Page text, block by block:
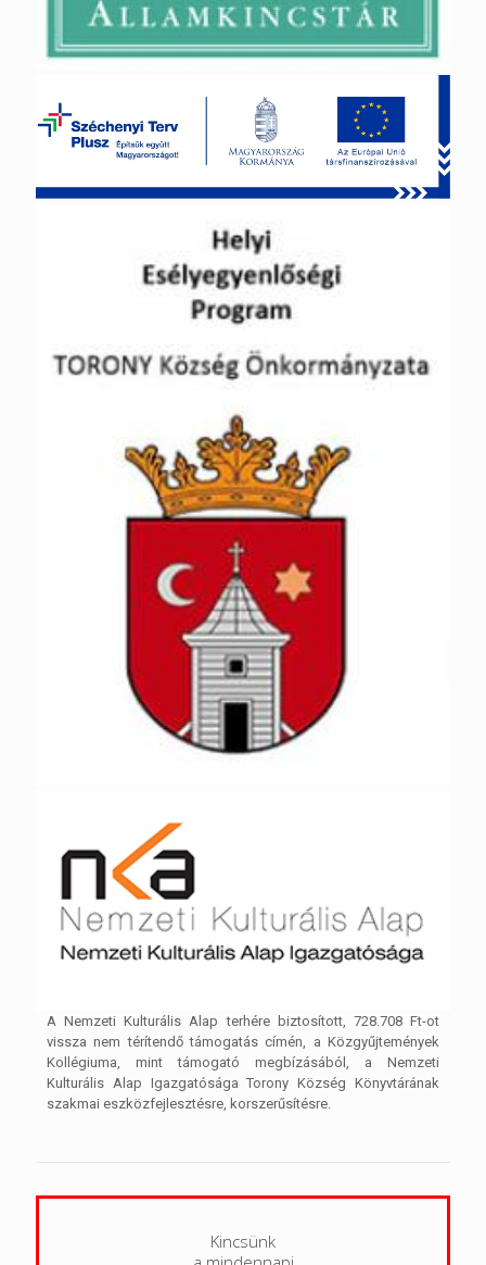
A Nemzeti Kulturális Alap terhére biztosított, 728.708 Ft-ot
vissza nem térítendő támogatás címén, a Közgyűjtemények
Kollégiuma, mint támogató megbízásából, a Nemzeti
Kulturális Alap Igazgatósága Torony Község Könyvtárának
szakmai eszközfejlesztésre, korszerűsítésre.
Kincsünk